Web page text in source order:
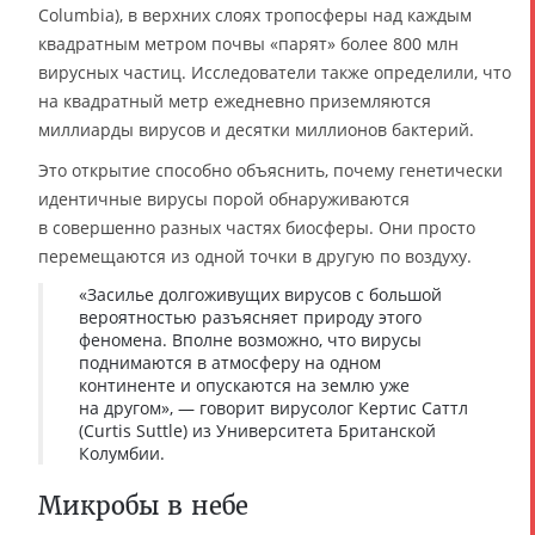
Columbia), в верхних слоях тропосферы над каждым
квадратным метром почвы «парят» более 800 млн
вирусных частиц. Исследователи также определили, что
на квадратный метр ежедневно приземляются
миллиарды вирусов и десятки миллионов бактерий.
Это открытие способно объяснить, почему генетически
идентичные вирусы порой обнаруживаются
в совершенно разных частях биосферы. Они просто
перемещаются из одной точки в другую по воздуху.
«Засилье долгоживущих вирусов с большой
вероятностью разъясняет природу этого
феномена. Вполне возможно, что вирусы
поднимаются в атмосферу на одном
континенте и опускаются на землю уже
на другом», — говорит вирусолог Кертис Саттл
(Curtis Suttle) из Университета Британской
Колумбии.
Микробы в небе